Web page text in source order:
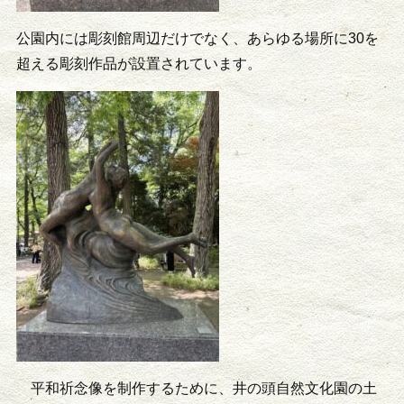
公園内には彫刻館周辺だけでなく、あらゆる場所に30を
超える彫刻作品が設置されています。
平和祈念像を制作するために、井の頭自然文化園の土